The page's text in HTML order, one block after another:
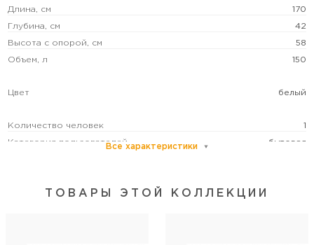
Длина, см 170
Глубина, см 42
Высота с опорой, см 58
Объем, л 150
Цвет белый
Количество человек 1
Категория пользователей бытовая
Диаметр слива, см
Все характеристики
ТОВАРЫ ЭТОЙ КОЛЛЕКЦИИ